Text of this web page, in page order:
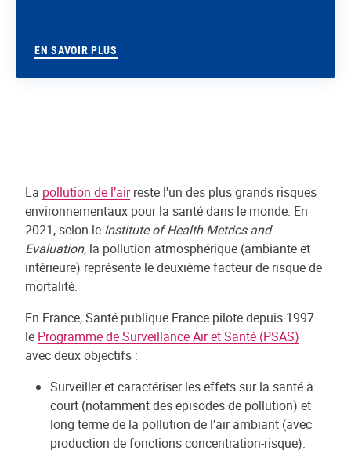
EN SAVOIR PLUS
La pollution de l’airreste l'un des plus grands risques
environnementaux pour la santé dans le monde. En
2021, selon le Institute of Health Metrics and
Evaluation, la pollution atmosphérique (ambiante et
intérieure) représente le deuxième facteur de risque de
mortalité.
En France, Santé publique France pilote depuis 1997
le Programme de Surveillance Air et Santé (PSAS)
avec deux objectifs :
Surveiller et caractériser les effets sur la santé à
court (notamment des épisodes de pollution) et
long terme de la pollution de l’air ambiant (avec
production de fonctions concentration-risque).